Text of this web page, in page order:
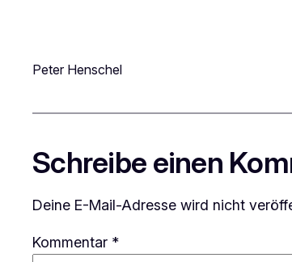
Peter Henschel
Schreibe einen
Deine E-Mail-Adresse wird nicht
Kommentar *